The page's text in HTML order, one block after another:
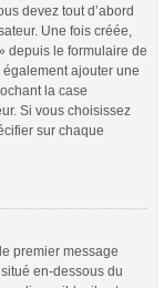
devez tout d’abord
Une fois créée,
depuis le formulaire de
ajouter une
la case
Si vous choisissez
sur chaque
premier message
en-dessous du